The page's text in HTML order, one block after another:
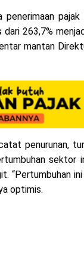
263,7%
mantan
penurunan,
sektor
ini
optimis.